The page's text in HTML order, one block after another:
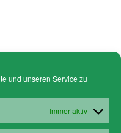
und unseren Service zu
Immer aktiv
/ Kontakt